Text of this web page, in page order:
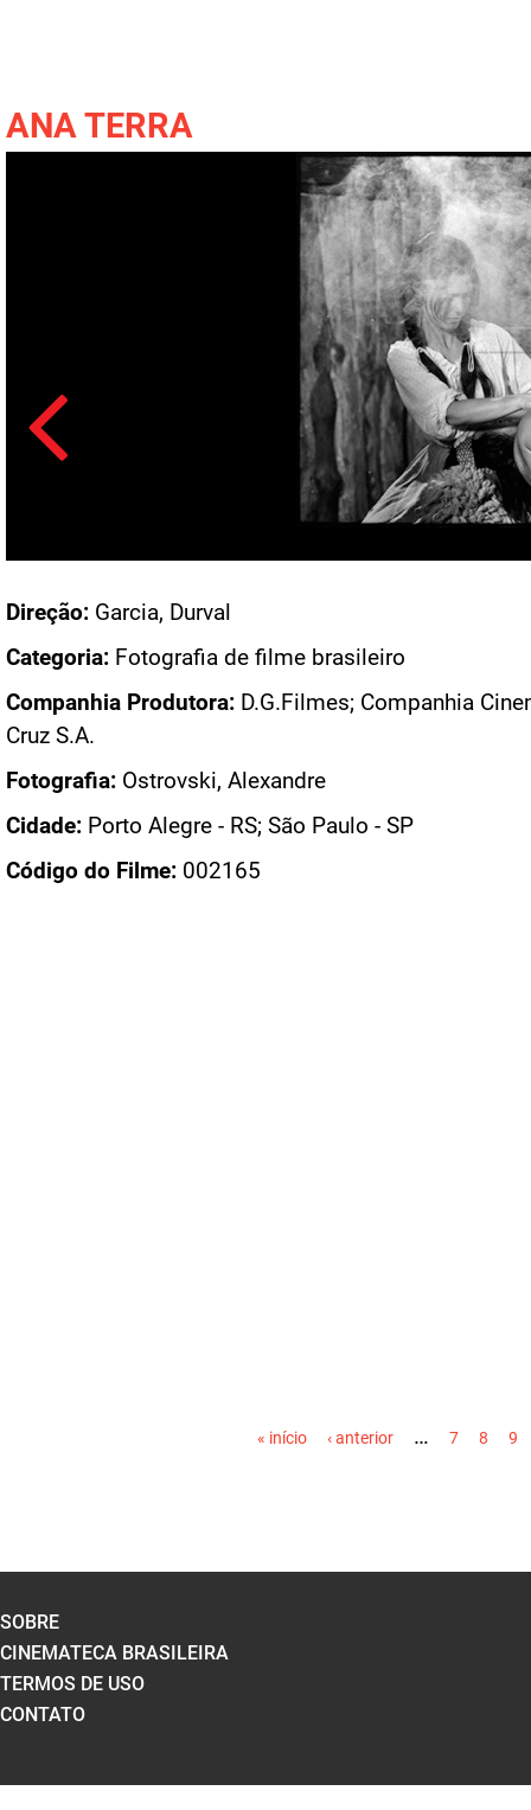
ANA TERRA
Direção: Garcia, Durval
Categoria: Fotografia de filme brasileiro
Companhia Produtora: D.G.Filmes; Companhia
Cruz S.A.
Fotografia: Ostrovski, Alexandre
Cidade: Porto Alegre - RS; São Paulo - SP
Código do Filme: 002165
« início ‹ anterior … 7 8 9
SOBRE
CINEMATECA BRASILEIRA
TERMOS DE USO
CONTATO